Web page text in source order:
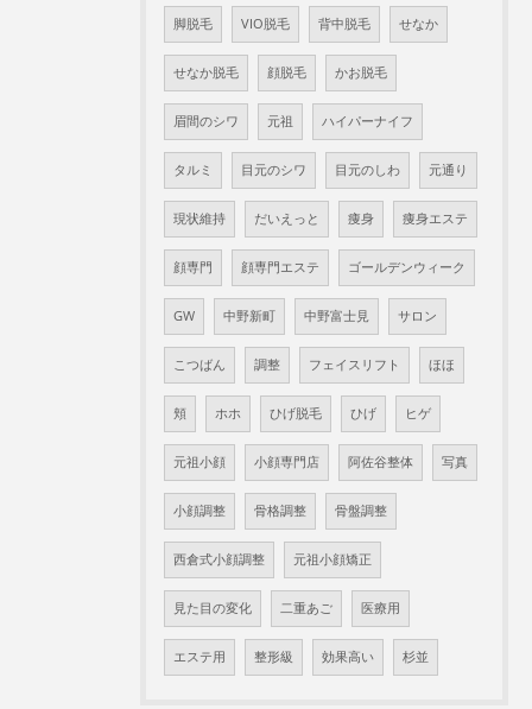
脚脱毛 VIO脱毛 背中脱毛 せなか
せなか脱毛 顔脱毛 かお脱毛
眉間のシワ 元祖 ハイパーナイフ
タルミ 目元のシワ 目元のしわ 元通り
現状維持 だいえっと 痩身 痩身エステ
顔専門 顔専門エステ ゴールデンウィーク
GW 中野新町 中野富士見 サロン
こつばん 調整 フェイスリフト ほほ
頬 ホホ ひげ脱毛 ひげ ヒゲ
元祖小顔 小顔専門店 阿佐谷整体 写真
小顔調整 骨格調整 骨盤調整
西倉式小顔調整 元祖小顔矯正
見た目の変化 二重あご 医療用
エステ用 整形級 効果高い 杉並